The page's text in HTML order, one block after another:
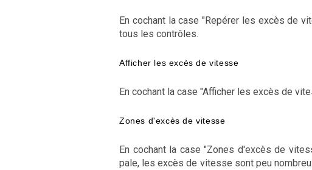
En cochant la case "Repérer les excès de
tous les contrôles.
Afficher les excès de vitesse
En cochant la case "Afficher les excès de
Zones d'excès de vitesse
En cochant la case "Zones d'excès de
pale, les excès de vitesse sont peu